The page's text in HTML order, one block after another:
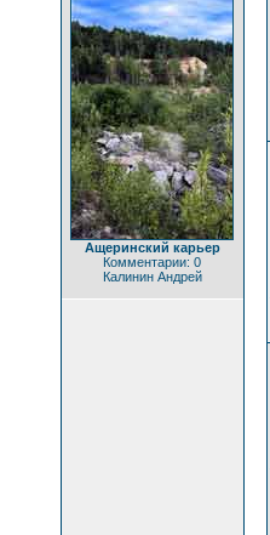
Ащеринский карьер
Комментарии: 0
Калинин Андрей